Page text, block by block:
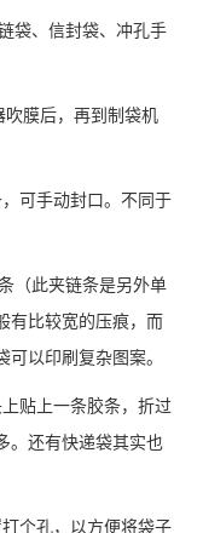
袋、信封袋、冲孔手
吹膜后，再到制袋机
可手动封口。不同于
（此夹链条是另外单
有比较宽的压痕，而
可以印刷复杂图案。
贴上一条胶条，折过
。还有快递袋其实也
个孔，以方便将袋子